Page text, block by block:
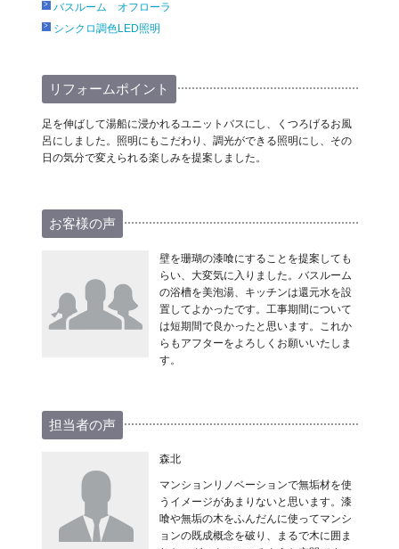
バスルーム オフローラ
シンクロ調色LED照明
リフォームポイント
足を伸ばして湯船に浸かれるユニットバスにし、くつろげるお風
呂にしました。照明にもこだわり、調光ができる照明にし、その
日の気分で変えられる楽しみを提案しました。
お客様の声
壁を珊瑚の漆喰にすることを提案しても
らい、大変気に入りました。バスルーム
の浴槽を美泡湯、キッチンは還元水を設
置してよかったです。工事期間について
は短期間で良かったと思います。これか
らもアフターをよろしくお願いいたしま
す。
担当者の声
森北
マンションリノベーションで無垢材を使
うイメージがあまりないと思います。漆
喰や無垢の木をふんだんに使ってマンシ
ョンの既成概念を破り、まるで木に囲ま